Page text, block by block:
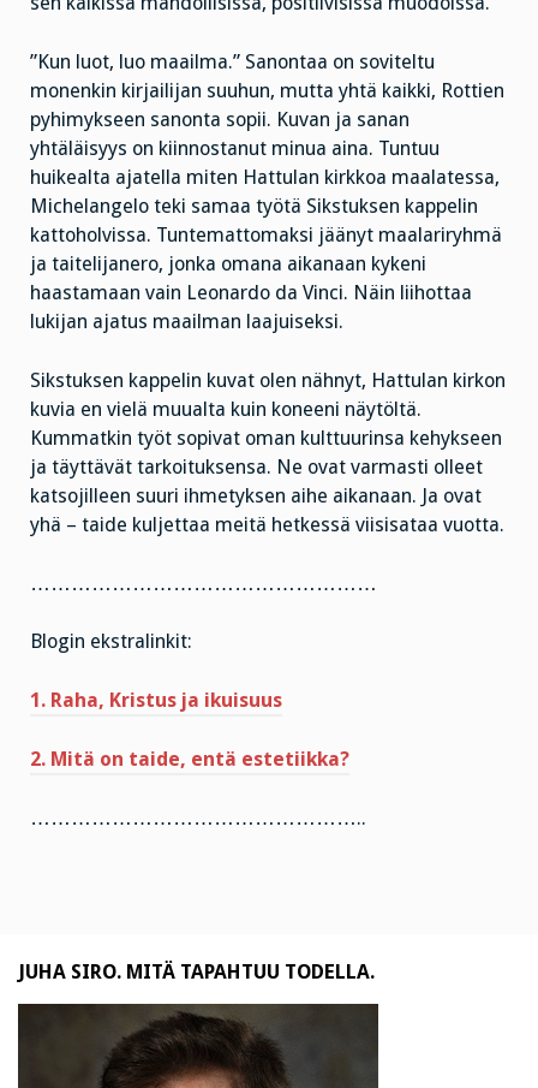
”Kun luot, luo maailma.” Sanontaa on soviteltu
monenkin kirjailijan suuhun, mutta yhtä kaikki, Rottien
pyhimykseen sanonta sopii. Kuvan ja sanan
yhtäläisyys on kiinnostanut minua aina. Tuntuu
huikealta ajatella miten Hattulan kirkkoa maalatessa,
Michelangelo teki samaa työtä Sikstuksen kappelin
kattoholvissa. Tuntemattomaksi jäänyt maalariryhmä
ja taitelijanero, jonka omana aikanaan kykeni
haastamaan vain Leonardo da Vinci. Näin liihottaa
lukijan ajatus maailman laajuiseksi.
Sikstuksen kappelin kuvat olen nähnyt, Hattulan kirkon
kuvia en vielä muualta kuin koneeni näytöltä.
Kummatkin työt sopivat oman kulttuurinsa kehykseen
ja täyttävät tarkoituksensa. Ne ovat varmasti olleet
katsojilleen suuri ihmetyksen aihe aikanaan. Ja ovat
yhä – taide kuljettaa meitä hetkessä viisisataa vuotta.
……………………………………………
Blogin ekstralinkit:
1. Raha, Kristus ja ikuisuus
2. Mitä on taide, entä estetiikka?
…………………………………………..
JUHA SIRO. MITÄ TAPAHTUU TODELLA.